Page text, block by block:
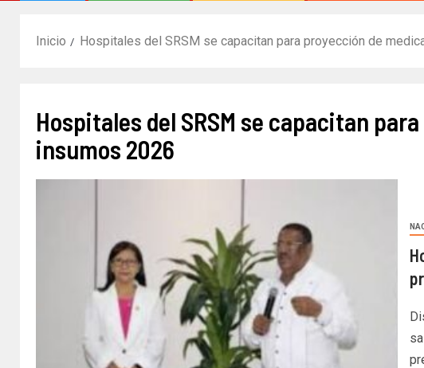
Inicio Hospitales del SRSM se capacitan para proyección de
Hospitales del SRSM se capacitan
insumos 2026